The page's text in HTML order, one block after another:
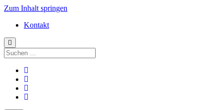
Zum Inhalt springen
Kontakt
Suchen